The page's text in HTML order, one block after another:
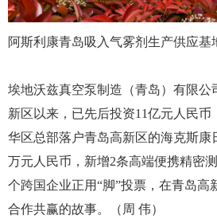
阿斯利康青岛吸入气雾剂生产供应基
埃地沃兹真空泵制造（青岛）有限公
新区以来，已先后投资11亿元人民币
华区总部落户青岛高新区的海克斯康
万元人民币，新增2条高端便携精
个跨国企业正用“脚”投票，在青岛高
合作共赢的故事。（周 伟）